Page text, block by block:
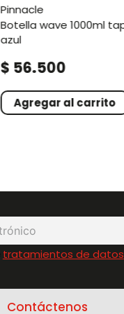
pinnacle
botella wave 1000ml tapa
azul
$ 56.500
Agregar al carrito
tratamientos de datos
Contáctenos